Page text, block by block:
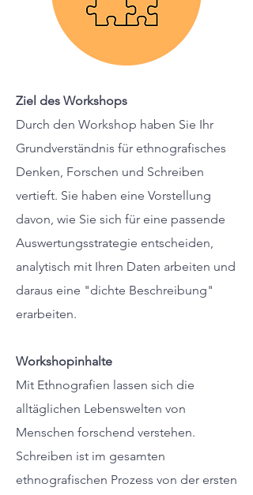
Ziel des Workshops
Durch den Workshop haben Sie Ihr
Grundverständnis für ethnografisches
Denken, Forschen und Schreiben
vertieft. Sie haben eine Vorstellung
davon, wie Sie sich für eine passende
Auswertungsstrategie entscheiden,
analytisch mit Ihren Daten arbeiten und
daraus eine "dichte Beschreibung"
erarbeiten.
Workshopinhalte
Mit Ethnografien lassen sich die
alltäglichen Lebenswelten von
Menschen forschend verstehen.
Schreiben ist im gesamten
ethnografischen Prozess von der ersten